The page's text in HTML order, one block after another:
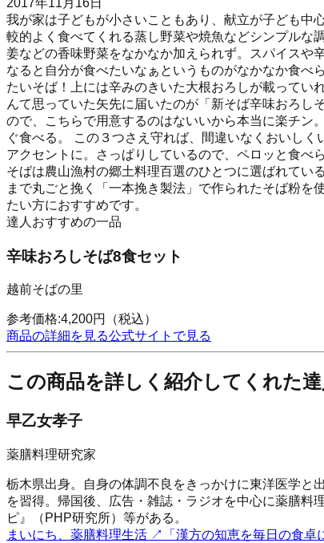
我が家は子どもが小さいこともあり、献立が子ども中
較的よく食べてくれる蒸し野菜や焼魚などシンプルな
姜などの香味野菜をなかなか加えられず。スパイスや
なると自分が食べたいなぁというものがなかなか食
たいそば！上には辛みのきいた大根おろしが載って
んて思っていた矢先に届いたのが「新そば辛味おろし
ので、こちらで用意するのはないいから本当に楽チン
ぐ食べる。 この３つさえ守れば、間違いなくおいし
アクセントに。さっぱりしているので、ペロッと食べ
そばは農山漁村の郷土料理百選のひとつに選ばれてい
まで丸ごと挽く「一本挽き製法」で作られたそば粉
たい方におすすめです。
達人おすすめの一品
辛味おろしそば8食セット
越前そばの里
参考価格:4,200円
（税込）
商品の詳細を見る公式サイトで見る
この商品を詳しく紹介してくれた達
早乙女孝子
薬膳料理研究家
栃木県出身。自身の体調不良をきっかけに東洋医学と
を習得。帰国後、広告・雑誌・ラジオを中心に薬膳
ピ』（PHP研究所）等がある。
まいにち、薬膳料理生活 ↗ 「漢方の知恵を毎日の食卓